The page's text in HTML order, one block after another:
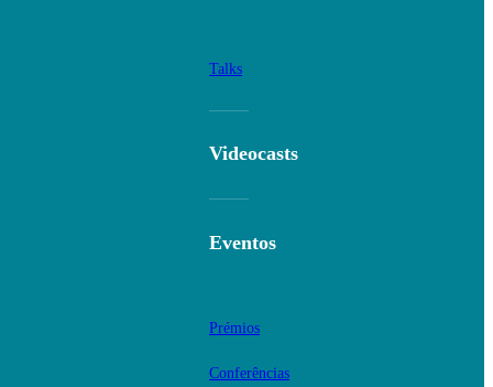
Talks
Videocasts
Eventos
Prémios
Conferências